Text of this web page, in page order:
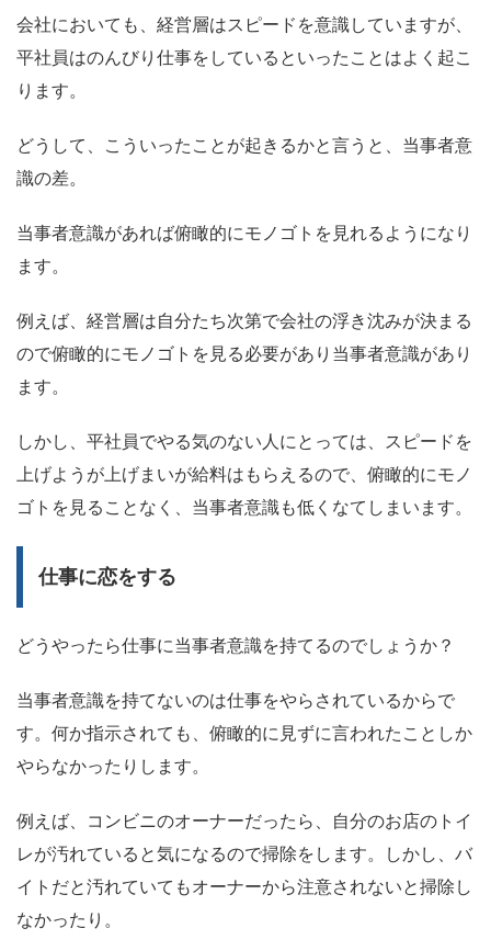
会社においても、経営層はスピードを意識していますが、
平社員はのんびり仕事をしているといったことはよく起こ
ります。
どうして、こういったことが起きるかと言うと、 当事者意
識の差。
当事者意識があれば俯瞰的にモノゴトを見れる ようになり
ます。
例えば、経営層は自分たち次第で会社の浮き沈みが決まる
ので俯瞰的にモノゴトを見る必要があり当事者意識があり
ます。
しかし、平社員でやる気のない人にとっては、スピードを
上げようが上げまいが給料はもらえるので、俯瞰的にモノ
ゴトを見ることなく、当事者意識も低くなてしまいます。
仕事に恋をする
どうやったら仕事に当事者意識を持てるのでしょうか？
当事者意識を持てないのは仕事をやらされているからで
す。何か指示されても、俯瞰的に見ずに言われたことしか
やらなかったりします。
例えば、コンビニのオーナーだったら、自分のお店のトイ
レが汚れていると気になるので掃除をします。しかし、バ
イトだと汚れていてもオーナーから注意されないと掃除し
なかったり。